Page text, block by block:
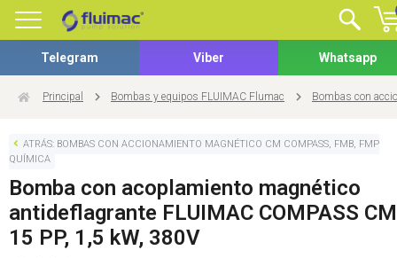
Telegram Viber Whatsapp
Principal Bombas y equipos FLUIMAC Flumac Bombas con
ATRÁS: BOMBAS CON ACCIONAMIENTO MAGNÉTICO CM COMPASS, FMB, FMP
QUÍMICA
Bomba con acoplamiento magnético
antideflagrante FLUIMAC COMPASS CM
15 PP, 1,5 kW, 380V